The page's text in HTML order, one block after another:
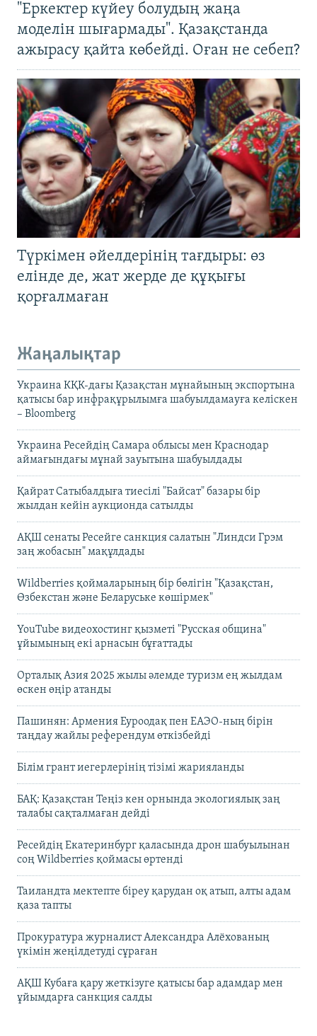
"Еркектер күйеу болудың жаңа
моделін шығармады". Қазақстанда
ажырасу қайта көбейді. Оған не себеп?
Түркімен әйелдерінің тағдыры: өз
елінде де, жат жерде де құқығы
қорғалмаған
Жаңалықтар
Украина КҚК-дағы Қазақстан мұнайының экспортына
қатысы бар инфрақұрылымға шабуылдамауға келіскен
– Bloomberg
Украина Ресейдің Самара облысы мен Краснодар
аймағындағы мұнай зауытына шабуылдады
Қайрат Сатыбалдыға тиесілі "Байсат" базары бір
жылдан кейін аукционда сатылды
АҚШ сенаты Ресейге санкция салатын "Линдси Грэм
заң жобасын" мақұлдады
Wildberries қоймаларының бір бөлігін "Қазақстан,
Өзбекстан және Беларуське көшірмек"
YouTube видеохостинг қызметі "Русская община"
ұйымының екі арнасын бұғаттады
Орталық Азия 2025 жылы әлемде туризм ең жылдам
өскен өңір атанды
Пашинян: Армения Еуроодақ пен ЕАЭО-ның бірін
таңдау жайлы референдум өткізбейді
Білім грант иегерлерінің тізімі жарияланды
БАҚ: Қазақстан Теңіз кен орнында экологиялық заң
талабы сақталмаған дейді
Ресейдің Екатеринбург қаласында дрон шабуылынан
соң Wildberries қоймасы өртенді
Таиландта мектепте біреу қарудан оқ атып, алты адам
қаза тапты
Прокуратура журналист Александра Алёхованың
үкімін жеңілдетуді сұраған
АҚШ Кубаға қару жеткізуге қатысы бар адамдар мен
ұйымдарға санкция салды